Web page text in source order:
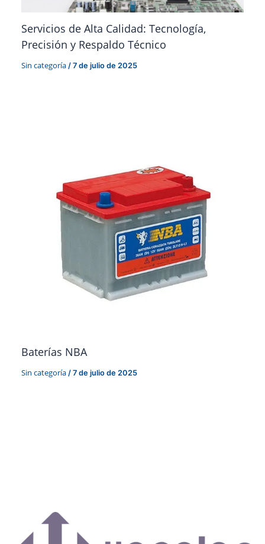
Servicios de Alta Calidad: Tecnología,
Precisión y Respaldo Técnico
Sin categoría /7 de julio de 2025
Baterías NBA
Sin categoría /7 de julio de 2025